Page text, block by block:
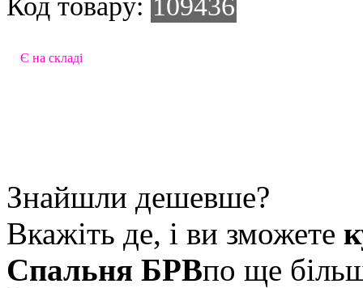
Є на складі
Знайшли дешевше?
Вкажіть де, і ви зможете
Спальня БРВпо ще